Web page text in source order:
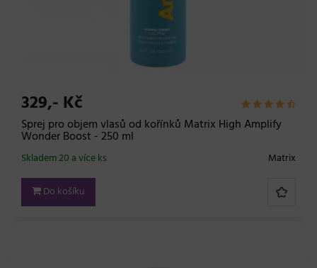
329,- Kč
Sprej pro objem vlasů od kořínků Matrix High Amplify
Wonder Boost - 250 ml
Matrix
Skladem 20 a více ks
Do košíku